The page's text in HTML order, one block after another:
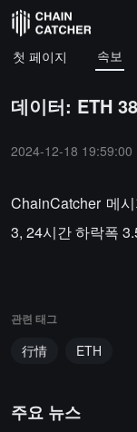
첫 페이지 속보
데이터: ETH
2024-12-18 19:59:00
ChainCatcher 메
3, 24시간 하락폭
관련 태그
行情 ETH
주요 뉴스